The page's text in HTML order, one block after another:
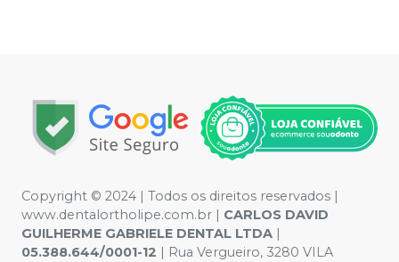
Copyright © 2024 | Todos os direitos reservados |
www.dentalortholipe.com.br | CARLOS DAVID
GUILHERME GABRIELE DENTAL LTDA |
05.388.644/0001-12 | Rua Vergueiro, 3280 VILA